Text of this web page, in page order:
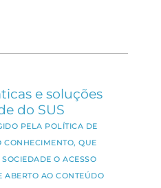
e soluções
do SUS
PELA POLÍTICA DE
CONHECIMENTO, QUE
O ACESSO
ABERTO AO CONTEÚDO